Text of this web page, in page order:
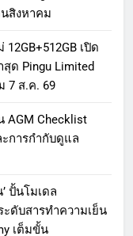
สิงหาคม
เปิด
ด Pingu Limited
7 ส.ค. 69
AGM Checklist
การกำกับดูแล
ปั้นโมเดล
ะดับสารทำความเย็น
เต็มขั้น